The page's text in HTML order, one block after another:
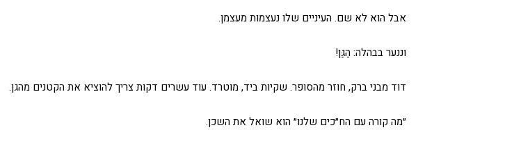
אבל הוא לא שם. העיניים שלו נעצמות מעצמן.
וננער בבהלה: הַגַּן!
דוד מבני ברק, חוזר מהסופר. שקיות ביד, מוטרד. עוד עשרים דקות צריך להוציא את הקטנים מהגן.
״מה קורה עם הח״כים שלנו״ הוא שואל את השכן.